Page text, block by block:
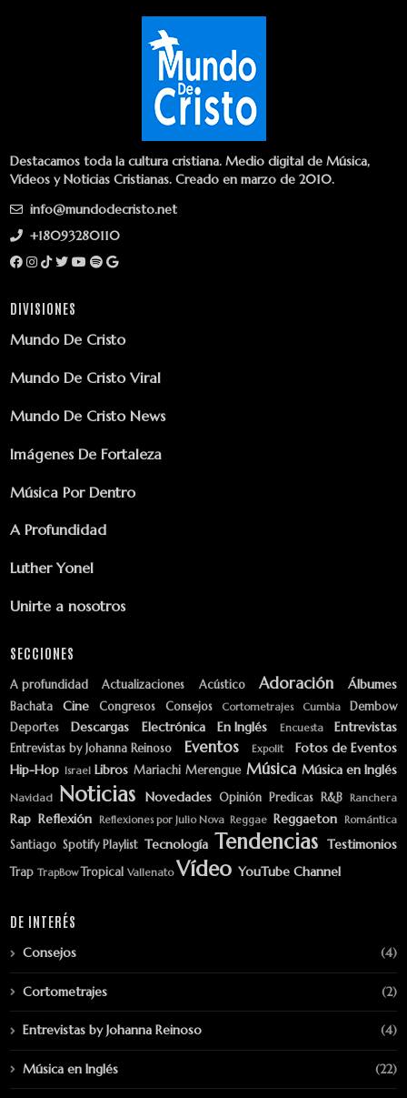
Destacamos toda la cultura cristiana. Medio digital de Música,
Vídeos y Noticias Cristianas. Creado en marzo de 2010.
info@mundodecristo.net
+18093280110
DIVISIONES
Mundo De Cristo
Mundo De Cristo Viral
Mundo De Cristo News
Imágenes De Fortaleza
Música Por Dentro
A Profundidad
Luther Yonel
Unirte a nosotros
SECCIONES
A profundidad Actualizaciones Acústico Adoración Álbumes
Bachata Cine Congresos Consejos Cortometrajes Cumbia
Dembow
Deportes
Descargas Electrónica En Inglés Encuesta Entrevistas
Entrevistas by Johanna Reinoso Eventos Expolit
Fotos de Eventos
Hip-Hop Israel Libros Mariachi Merengue Música Música en Inglés
Navidad Noticias Novedades Opinión Predicas R&B Ranchera
Rap Reflexión Reflexiones por Julio Nova Reggae Reggaeton Romántica
Santiago Spotify Playlist Tecnología Tendencias Testimonios
Trap TrapBow Tropical Vallenato Vídeo YouTube Channel
DE INTERÉS
Consejos (4)
Cortometrajes (2)
Entrevistas by Johanna Reinoso (4)
Música en Inglés (22)